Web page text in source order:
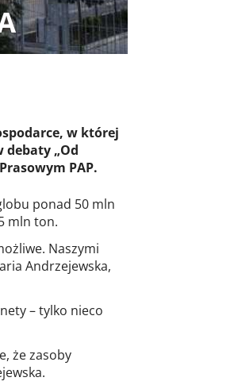
w której
„Od
PAP.
ponad 50 mln
mln ton.
Naszymi
Andrzejewska,
– tylko nieco
że zasoby